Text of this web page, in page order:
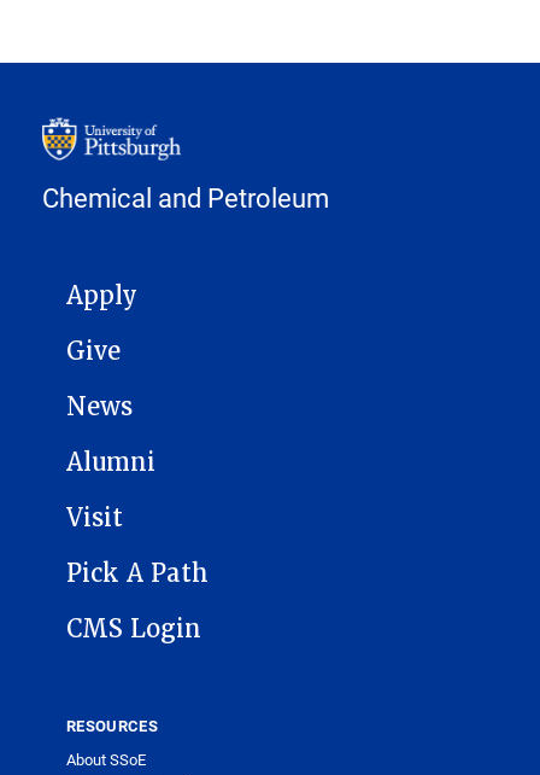
Chemical and Petroleum
MAIN NAVIGATION
Apply
Give
News
Alumni
Visit
Pick A Path
CMS Login
RESOURCES
About SSoE